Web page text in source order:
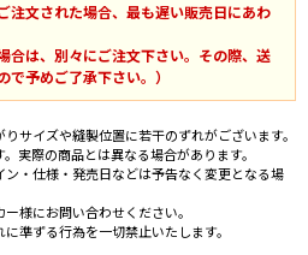
文された場合、最も遅い販売日にあわ
合は、別々にご注文下さい。その際、送
予めご了承下さい。）
サイズや縫製位置に若干のずれがございます。
実際の商品とは異なる場合があります。
・仕様・発売日などは予告なく変更となる場
様にお問い合わせください。
準ずる行為を一切禁止いたします。